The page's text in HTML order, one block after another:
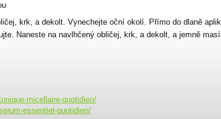
krk, a dekolt. Vynechejte oční okolí. Přímo do dlaně
Naneste na navlhčený obličej, krk, a dekolt, a jemně
micellaire-quotidien/
essentiel-quotidien/